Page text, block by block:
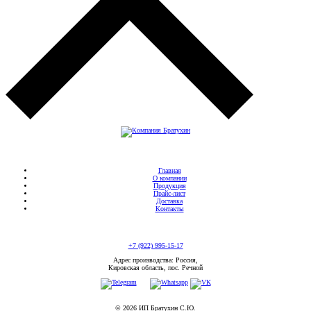
Главная
О компании
Продукция
Прайс-лист
Доставка
Контакты
+7 (922) 995-15-17
Адрес производства: Россия,
Кировская область, пос. Речной
© 2026 ИП Братухин С.Ю.